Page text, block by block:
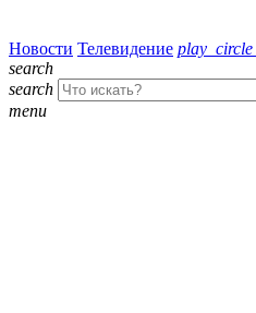
Новости Телевидение
search
search
menu